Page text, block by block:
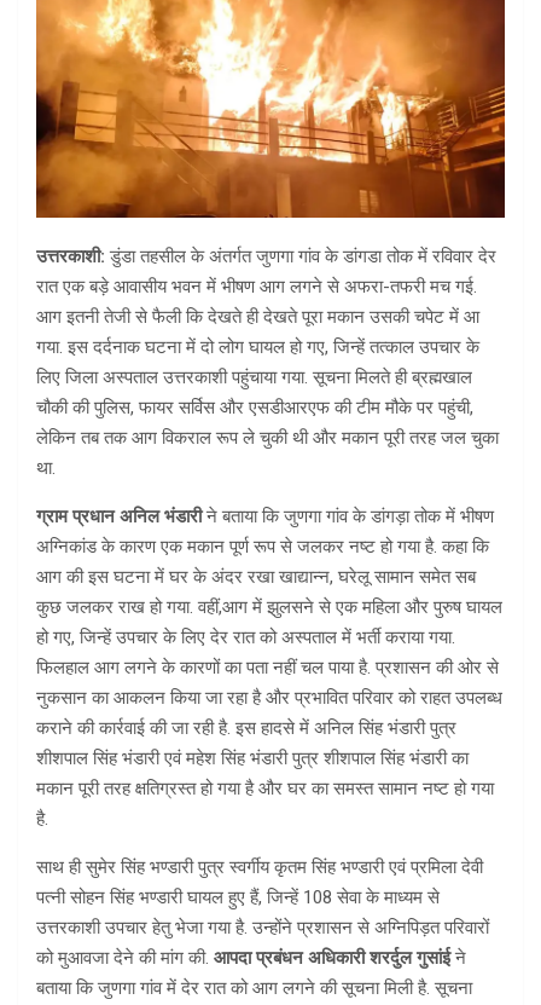
उत्तरकाशी: डुंडा तहसील के अंतर्गत जुणगा गांव के डांगडा तोक में रविवार देर
रात एक बड़े आवासीय भवन में भीषण आग लगने से अफरा-तफरी मच गई.
आग इतनी तेजी से फैली कि देखते ही देखते पूरा मकान उसकी चपेट में आ
गया. इस दर्दनाक घटना में दो लोग घायल हो गए, जिन्हें तत्काल उपचार के
लिए जिला अस्पताल उत्तरकाशी पहुंचाया गया. सूचना मिलते ही ब्रह्मखाल
चौकी की पुलिस, फायर सर्विस और एसडीआरएफ की टीम मौके पर पहुंची,
लेकिन तब तक आग विकराल रूप ले चुकी थी और मकान पूरी तरह जल चुका
था.
ग्राम प्रधान अनिल भंडारीने बताया कि जुणगा गांव के डांगड़ा तोक में भीषण
अग्निकांड के कारण एक मकान पूर्ण रूप से जलकर नष्ट हो गया है. कहा कि
आग की इस घटना में घर के अंदर रखा खाद्यान्न, घरेलू सामान समेत सब
कुछ जलकर राख हो गया. वहीं,आग में झुलसने से एक महिला और पुरुष घायल
हो गए, जिन्हें उपचार के लिए देर रात को अस्पताल में भर्ती कराया गया.
फिलहाल आग लगने के कारणों का पता नहीं चल पाया है. प्रशासन की ओर से
नुकसान का आकलन किया जा रहा है और प्रभावित परिवार को राहत उपलब्ध
कराने की कार्रवाई की जा रही है. इस हादसे में अनिल सिंह भंडारी पुत्र
शीशपाल सिंह भंडारी एवं महेश सिंह भंडारी पुत्र शीशपाल सिंह भंडारी का
मकान पूरी तरह क्षतिग्रस्त हो गया है और घर का समस्त सामान नष्ट हो गया
है.
साथ ही सुमेर सिंह भण्डारी पुत्र स्वर्गीय कृतम सिंह भण्डारी एवं प्रमिला देवी
पत्नी सोहन सिंह भण्डारी घायल हुए हैं, जिन्हें 108 सेवा के माध्यम से
उत्तरकाशी उपचार हेतु भेजा गया है. उन्होंने प्रशासन से अग्निपिड़त परिवारों
को मुआवजा देने की मांग की. आपदा प्रबंधन अधिकारी शरर्दुल गुसांईने
बताया कि जुणगा गांव में देर रात को आग लगने की सूचना मिली है. सूचना